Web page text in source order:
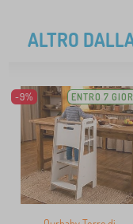
ALTRO
-9% ENTRO 7